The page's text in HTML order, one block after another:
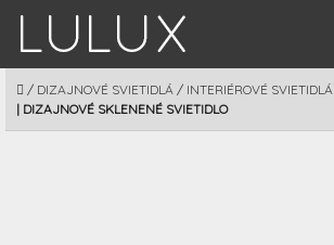
obsah
DOMOV
/ DIZAJNOVÉ SVIETIDLÁ / INTERIÉROVÉ SVIETIDLÁ
| DIZAJNOVÉ SKLENENÉ SVIETIDLO